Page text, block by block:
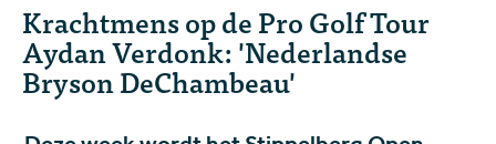
Krachtmens op de Pro Golf Tour
Aydan Verdonk: 'Nederlandse
Bryson DeChambeau'